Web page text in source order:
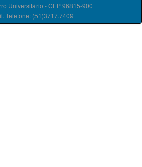
Universitário - CEP 96815-900
Telefone: (51)3717.7409